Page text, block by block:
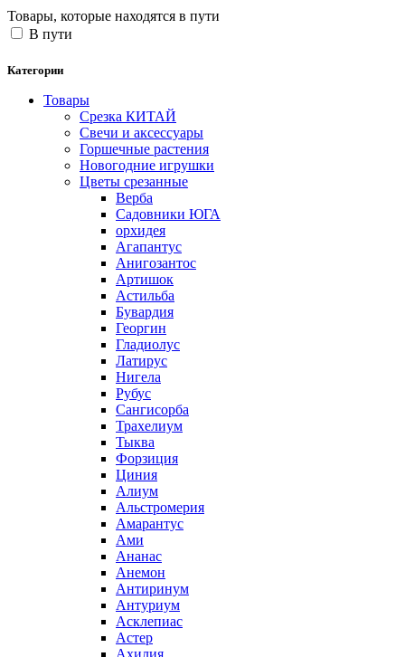
Товары, которые находятся в пути
В пути
Категории
Товары
Срезка КИТАЙ
Свечи и аксессуары
Горшечные растения
Новогодние игрушки
Цветы срезанные
Верба
Садовники ЮГА
орхидея
Агапантус
Анигозантос
Артишок
Астильба
Бувардия
Георгин
Гладиолус
Латирус
Нигела
Рубус
Сангисорба
Трахелиум
Тыква
Форзиция
Циния
Алиум
Альстромерия
Амарантус
Ами
Ананас
Анемон
Антиринум
Антуриум
Асклепиас
Астер
Ахилия